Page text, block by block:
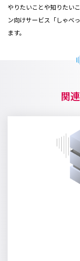
やりたいことや知りたい
ン向けサービス「しゃべ
ます。
関